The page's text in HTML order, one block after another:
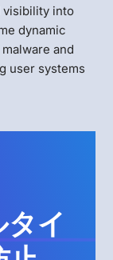
visibility into
dynamic
and
user systems
イ